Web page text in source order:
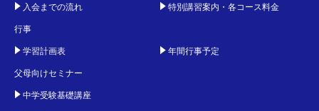
入会までの流れ 特別講習案内・各コース料金
行事
学習計画表 年間行事予定
父母向けセミナー
中学受験基礎講座